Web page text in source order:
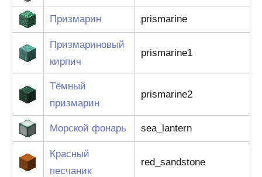
Призмарин prismarine
Призмариновый
кирпич
prismarine1
Тёмный
призмарин
prismarine2
Морской фонарь sea_lantern
Красный
песчаник
red_sandstone